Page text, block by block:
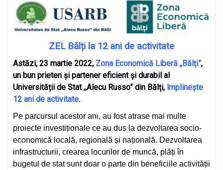
ZEL Bălți la 12 ani de activitate
Astăzi, 23 martie 2022, Zona Economică Liberă „Bălți”,
un bun prieten și partener eficient și durabil al
Universității de Stat ,,Alecu Russo” din Bălți, împlinește
12 ani de activitate.
Pe parcursul acestor ani, au fost atrase mai multe
proiecte investiționale ce au dus la dezvoltarea socio-
economică locală, regională și națională. Dezvoltarea
infrastructurii, crearea locurilor de muncă, plăți în
bugetul de stat sunt doar o parte din beneficiile activității